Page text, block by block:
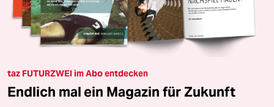
taz FUTURZWEI im Abo entdecken
Endlich mal ein Magazin für Zukunft